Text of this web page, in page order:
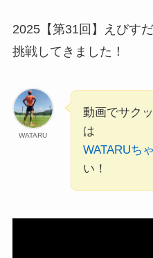
2025【第31回】えびす
挑戦してきました！
WATARU
動画でサク
は
WATARUち
い！